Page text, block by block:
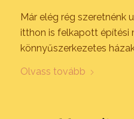
Már elég rég szeretnénk
itthon is felkapott építési
könnyűszerkezetes
Olvass tovább